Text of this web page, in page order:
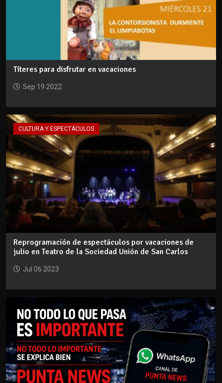
Títeres para disfrutar en vacaciones
Sep 19 2022
CULTURA Y ESPECTÁCULOS
Reprogramación de espectáculos por vacaciones de
julio en Teatro de la Sociedad Unión de San Carlos
Jul 06 2023